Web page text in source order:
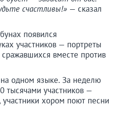
счастливы!» — сказал
появился
участников — портреты
вместе против
одном языке. За неделю
тысячами участников —
участники хором поют песни